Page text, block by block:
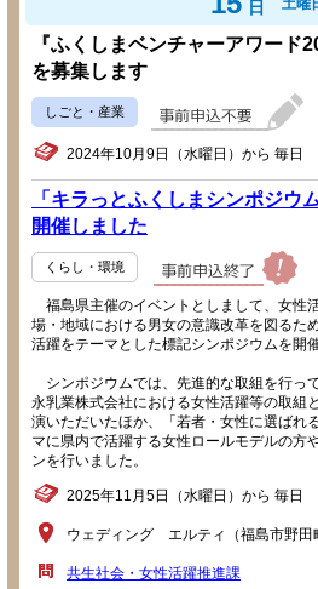
日 土曜
『ふくしまベンチャーアワード
を募集します
しごと・産業
2024年10月9日（水曜日）から 毎日
「キラっとふくしまシンポジウ
開催しました
くらし・環境
福島県主催のイベントとしまして、女性
場・地域における男女の意識改革を図るた
活躍をテーマとした標記シンポジウムを開
シンポジウムでは、先進的な取組を行っ
永乳業株式会社における女性活躍等の取組
演いただいたほか、「若者・女性に選ばれ
マに県内で活躍する女性ロールモデルの方
ンを行いました。
2025年11月5日（水曜日）から 毎日
ウェディング エルティ（福島市野田
共生社会・女性活躍推進課